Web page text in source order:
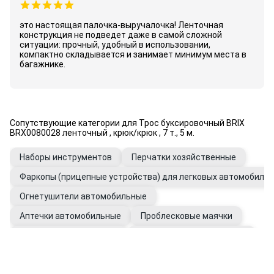
это настоящая палочка-выручалочка! Ленточная
конструкция не подведет даже в самой сложной
ситуации: прочный, удобный в использовании,
компактно складывается и занимает минимум места в
багажнике.
Сопутствующие категории для Трос буксировочный BRIX
BRX0080028 ленточный , крюк/крюк , 7 т., 5 м.
Наборы инструментов
Перчатки хозяйственные
Фаркопы (прицепные устройства) для легковых автомобилей
Огнетушители автомобильные
Аптечки автомобильные
Проблесковые маячки